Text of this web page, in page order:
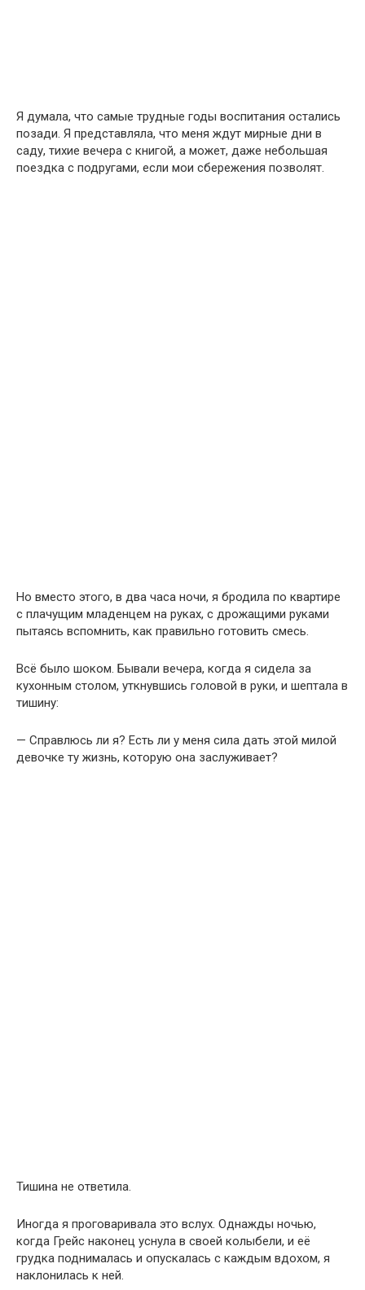
Я думала, что самые трудные годы воспитания остались
позади. Я представляла, что меня ждут мирные дни в
саду, тихие вечера с книгой, а может, даже небольшая
поездка с подругами, если мои сбережения позволят.
Но вместо этого, в два часа ночи, я бродила по квартире
с плачущим младенцем на руках, с дрожащими руками
пытаясь вспомнить, как правильно готовить смесь.
Всё было шоком. Бывали вечера, когда я сидела за
кухонным столом, уткнувшись головой в руки, и шептала в
тишину:
— Справлюсь ли я? Есть ли у меня сила дать этой милой
девочке ту жизнь, которую она заслуживает?
Тишина не ответила.
Иногда я проговаривала это вслух. Однажды ночью,
когда Грейс наконец уснула в своей колыбели, и её
грудка поднималась и опускалась с каждым вдохом, я
наклонилась к ней.